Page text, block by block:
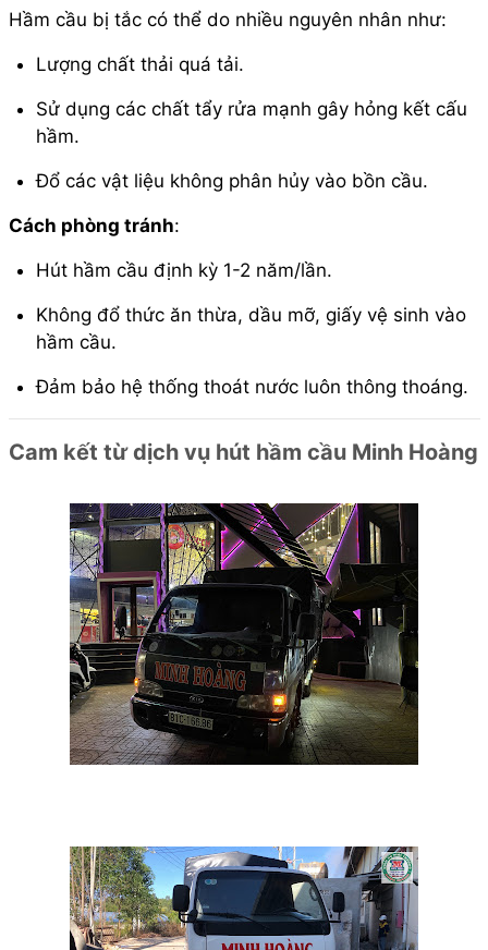
Hầm cầu bị tắc có thể do nhiều nguyên nhân như:
Lượng chất thải quá tải.
Sử dụng các chất tẩy rửa mạnh gây hỏng kết cấu
hầm.
Đổ các vật liệu không phân hủy vào bồn cầu.
Cách phòng tránh:
Hút hầm cầu định kỳ 1-2 năm/lần.
Không đổ thức ăn thừa, dầu mỡ, giấy vệ sinh vào
hầm cầu.
Đảm bảo hệ thống thoát nước luôn thông thoáng.
Cam kết từ dịch vụ hút hầm cầu Minh Hoàng